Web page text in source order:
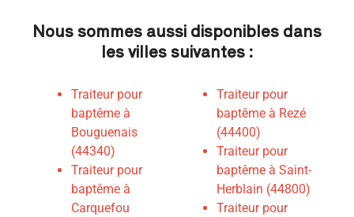
Nous sommes aussi disponibles dans
les villes suivantes :
Traiteur pour
baptême à
Bouguenais
(44340)
Traiteur pour
baptême à
Carquefou
Traiteur pour
baptême à Rezé
(44400)
Traiteur pour
baptême à Saint-
Herblain (44800)
Traiteur pour